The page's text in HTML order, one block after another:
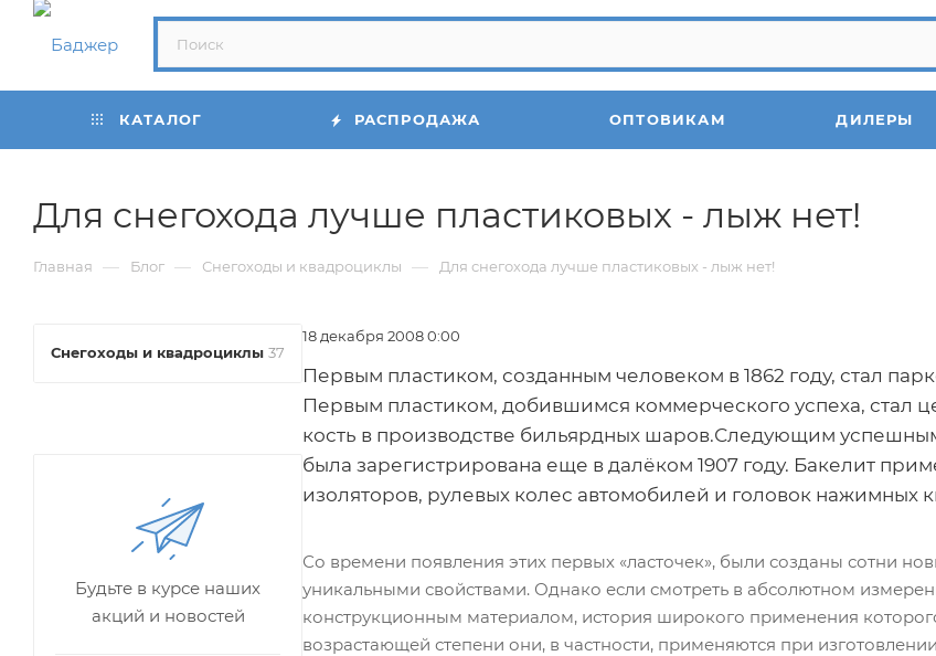
КАТАЛОГ РАСПРОДАЖА ОПТОВИКАМ ДИЛЕРЫ
Для снегохода лучше пластиковых - лыж нет!
Главная — Блог — Снегоходы и квадроциклы — Для снегохода лучше пластиковых - лыж нет!
18 декабря 2008 0:00
Первым пластиком, созданным человеком в 1862 году, стал
Первым пластиком, добившимся коммерческого успеха, стал
кость в производстве бильярдных шаров.Следующим
была зарегистрирована еще в далёком 1907 году. Бакелит
изоляторов, рулевых колес автомобилей и головок нажимных
Со времени появления этих первых «ласточек», были созданы сотни
уникальными свойствами. Однако если смотреть в абсолютном
конструкционным материалом, история широкого применения
возрастающей степени они, в частности, применяются при
Снегоходы и квадроциклы 37
Будьте в курсе наших
акций и новостей